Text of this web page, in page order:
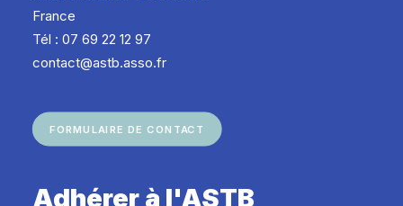
France
Tél : 07 69 22 12 97
contact@astb.asso.fr
FORMULAIRE DE CONTACT
Adhérer à l'ASTB